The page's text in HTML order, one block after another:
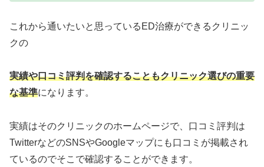
これから通いたいと思っているED治療ができるクリニッ
クの
実績や口コミ評判を確認することもクリニック選びの重要
な基準になります。
実績はそのクリニックのホームページで、口コミ評判は
TwitterなどのSNSやGoogleマップにも口コミが掲載され
ているのでそこで確認することができます。